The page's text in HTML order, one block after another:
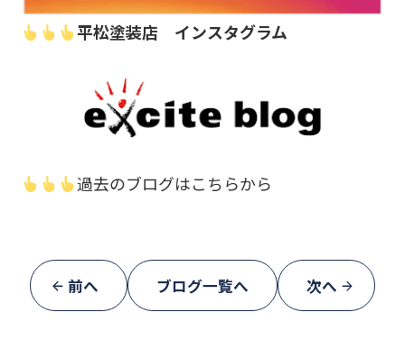
平松塗装店 インスタグラム
過去のブログはこちらから
前へ ブログ一覧へ 次へ